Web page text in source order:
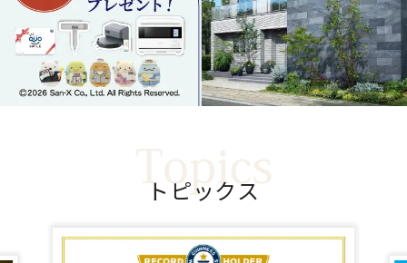
ト ピックス